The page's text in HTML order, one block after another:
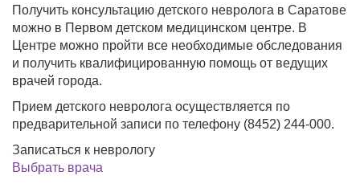
Получить консультацию детского невролога в Саратове
можно в Первом детском медицинском центре. В
Центре можно пройти все необходимые обследования
и получить квалифицированную помощь от ведущих
врачей города.
Прием детского невролога осуществляется по
предварительной записи по телефону (8452) 244-000.
Записаться к неврологу
Выбрать врача